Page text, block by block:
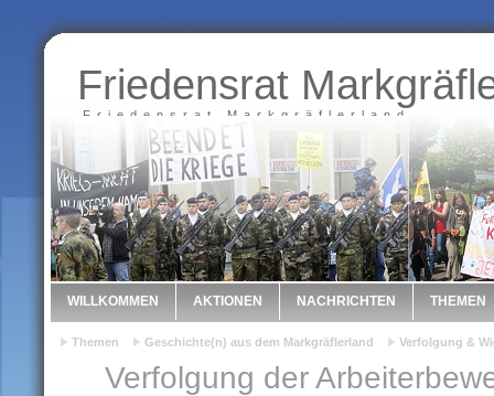
Friedensrat
Friedensrat Markgräflerland
WILLKOMMEN AKTIONEN NACHRICHTEN THEMEN
Themen Geschichte(n) aus dem Markgräflerland Verfolgung &
Verfolgung der